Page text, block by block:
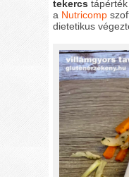
tekercs
a Nutricomp
dietetikus